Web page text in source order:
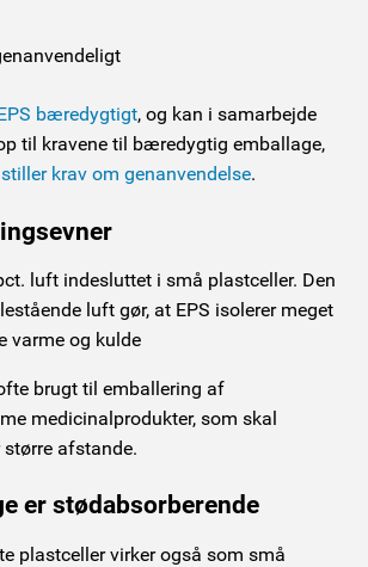
bæredygtigt, og kan i samarbejde
til kravene til bæredygtig emballage,
krav om genanvendelse.
luft indesluttet i små plastceller. Den
luft gør, at EPS isolerer meget
varme og kulde
brugt til emballering af
medicinalprodukter, som skal
afstande.
er stødabsorberende
plastceller virker også som små